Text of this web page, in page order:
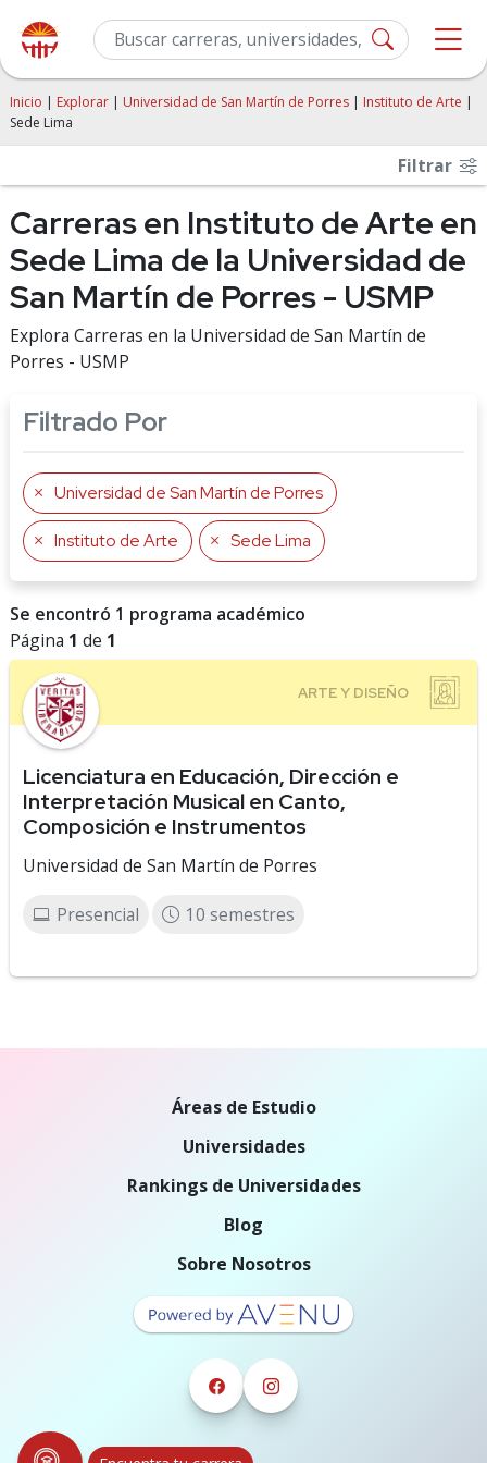
Inicio | Explorar | Universidad de San Martín de Porres | Instituto de Arte |
Sede Lima
Filtrar
Carreras en Instituto de Arte en
Sede Lima de la Universidad de
San Martín de Porres - USMP
Explora Carreras en la Universidad de San Martín de
Porres - USMP
Filtrado Por
Universidad de San Martín de Porres
Instituto de Arte Sede Lima
Se encontró 1 programa académico
Página 1 de 1
Licenciatura en Educación, Dirección e
Interpretación Musical en Canto,
Composición e Instrumentos
Universidad de San Martín de Porres
Presencial 10 semestres
Áreas de Estudio
Universidades
Rankings de Universidades
Blog
Sobre Nosotros